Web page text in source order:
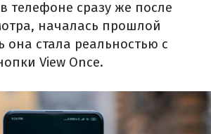
телефоне сразу же после
началась прошлой
она стала реальностью с
View Once.